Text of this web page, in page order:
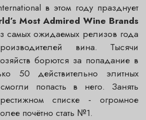
в этом году празднует
Most Admired Wine Brands
самых ожидаемых релизов года
вина. Тысячи
борются за попадание в
50 действительно элитных
попасть в него. Занять
списке - огромное
почётно стать №1.